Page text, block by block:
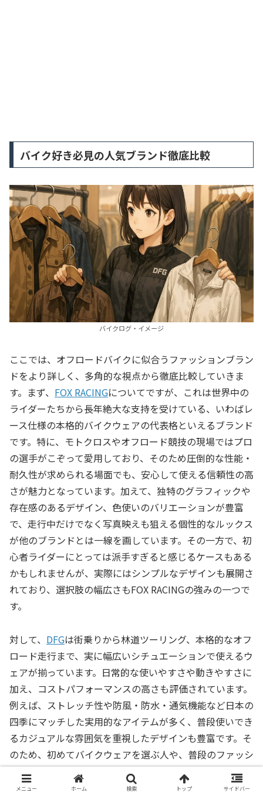
バイク好き必見の人気ブランド徹底比較
バイクログ・イメージ
ここでは、オフロードバイクに似合うファッションブラン
ドをより詳しく、多角的な視点から徹底比較していきま
す。まず、 FOX RACINGについてですが、これは世界中の
ライダーたちから長年絶大な支持を受けている、いわばレ
ース仕様の本格的バイクウェアの代表格といえるブランド
です。特に、モトクロスやオフロード競技の現場ではプロ
の選手がこぞって愛用しており、そのため圧倒的な性能・
耐久性が求められる場面でも、安心して使える信頼性の高
さが魅力となっています。加えて、独特のグラフィックや
存在感のあるデザイン、色使いのバリエーションが豊富
で、走行中だけでなく写真映えも狙える個性的なルックス
が他のブランドとは一線を画しています。その一方で、初
心者ライダーにとっては派手すぎると感じるケースもある
かもしれませんが、実際にはシンプルなデザインも展開さ
れており、選択肢の幅広さもFOX RACINGの強みの一つで
す。
対して、 DFGは街乗りから林道ツーリング、本格的なオフ
ロード走行まで、実に幅広いシチュエーションで使えるウ
ェアが揃っています。日常的な使いやすさや動きやすさに
加え、コストパフォーマンスの高さも評価されています。
例えば、ストレッチ性や防風・防水・通気機能など日本の
四季にマッチした実用的なアイテムが多く、普段使いでき
るカジュアルな雰囲気を重視したデザインも豊富です。そ
のため、初めてバイクウェアを選ぶ人や、普段のファッシ
ョンにバイク用アイテムを自然に取り入れたい人にとっ
て、非常に選びやすいブランドとなっています。季節ごと
メニュー ホーム 検索 トップ サイドバー